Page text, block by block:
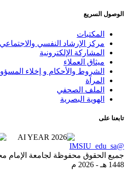
الوصول السريع
المكتبات
مركز الإرشاد النفسي
المشاركة الإلكترونية
ميثاق العملاء
الشروط والأحكام و إخلاء
المرآة
الملف الصحفي
الهوية البصرية
تابعنا على
@IMSIU_edu_sa
جميع الحقوق محفوظة لجامعة الإمام
1448 هـ -
2026 م